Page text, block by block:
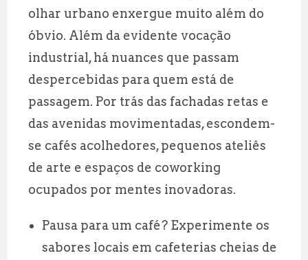
olhar urbano enxergue muito além do
óbvio. Além da evidente vocação
industrial, há nuances que passam
despercebidas para quem está de
passagem. Por trás das fachadas retas e
das avenidas movimentadas, escondem-
se cafés acolhedores, pequenos ateliês
de arte e espaços de coworking
ocupados por mentes inovadoras.
Pausa para um café? Experimente os
sabores locais em cafeterias cheias de